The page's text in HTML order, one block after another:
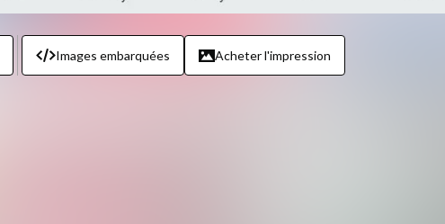
Images embarquées Acheter l'impression